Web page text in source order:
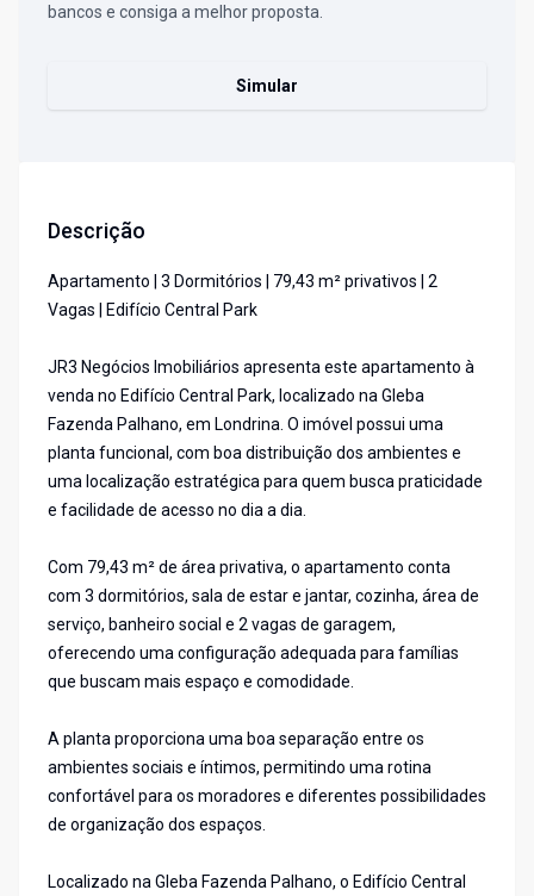
bancos e consiga a melhor proposta.
Simular
Descrição
Apartamento | 3 Dormitórios | 79,43 m² privativos | 2
Vagas | Edifício Central Park
JR3 Negócios Imobiliários apresenta este apartamento à
venda no Edifício Central Park, localizado na Gleba
Fazenda Palhano, em Londrina. O imóvel possui uma
planta funcional, com boa distribuição dos ambientes e
uma localização estratégica para quem busca praticidade
e facilidade de acesso no dia a dia.
Com 79,43 m² de área privativa, o apartamento conta
com 3 dormitórios, sala de estar e jantar, cozinha, área de
serviço, banheiro social e 2 vagas de garagem,
oferecendo uma configuração adequada para famílias
que buscam mais espaço e comodidade.
A planta proporciona uma boa separação entre os
ambientes sociais e íntimos, permitindo uma rotina
confortável para os moradores e diferentes possibilidades
de organização dos espaços.
Localizado na Gleba Fazenda Palhano, o Edifício Central